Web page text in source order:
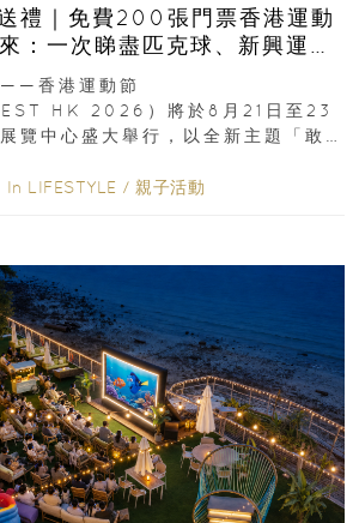
禮｜免費200張門票香港運動
：一次睇盡匹克球、新興運
百運動品牌展覽
——香港運動節
HK 2026）將於8月21日至23
覽中心盛大舉行，以全新主題「敢
In LIFESTYLE / 親子活動